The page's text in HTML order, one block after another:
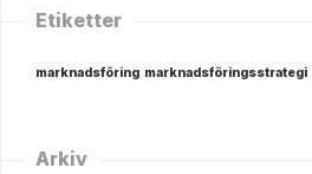
Etiketter
marknadsföring marknadsföringsstrategi
Arkiv